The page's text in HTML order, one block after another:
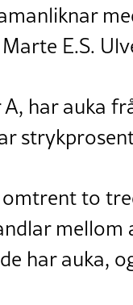
E.S.
har auka
to
har auka,